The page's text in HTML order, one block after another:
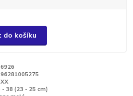
do košíku
- 38 (23 - 25 cm)